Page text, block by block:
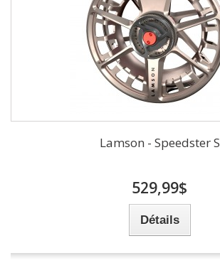
Lamson - Speedster S
529,99$
Détails